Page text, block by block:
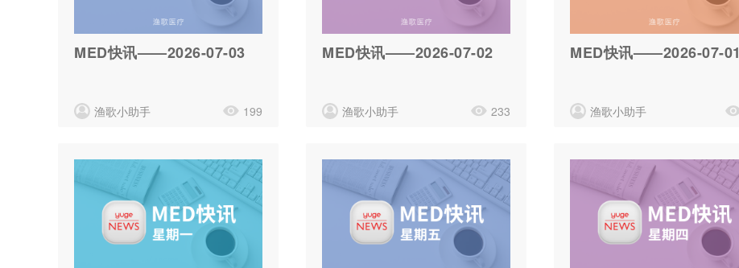
MED快讯——2026-07-03
渔歌小助手 199
MED快讯——2026-07-02
渔歌小助手 233
MED快讯——2026-07-01
渔歌小助手